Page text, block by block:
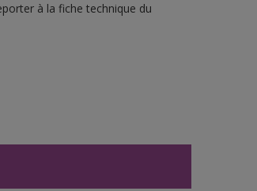
à la fiche technique du